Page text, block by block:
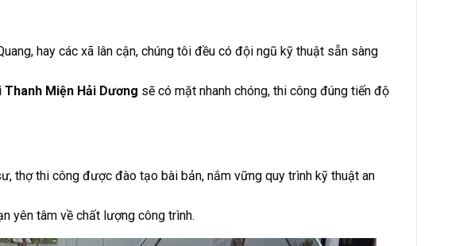
hay các xã lân cận, chúng tôi đều có đội ngũ kỹ thuật sẵn sàng
Miện Hải Dương sẽ có mặt nhanh chóng, thi công đúng tiến độ
thợ thi công được đào tạo bài bản, nắm vững quy trình kỹ thuật an
yên tâm về chất lượng công trình.